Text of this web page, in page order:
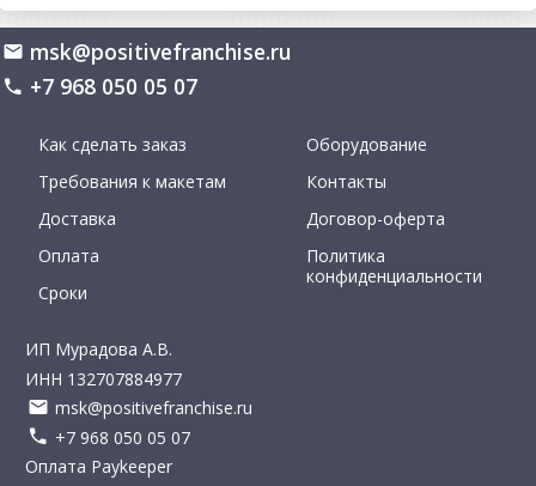
msk@positivefranchise.ru
+7 968 050 05 07
Как сделать заказ
Требования к макетам
Доставка
Оплата
Сроки
Оборудование
Контакты
Договор-оферта
Политика
конфиденциальности
ИП Мурадова А.В.
ИНН 132707884977
msk@positivefranchise.ru
+7 968 050 05 07
Оплата Paykeeper